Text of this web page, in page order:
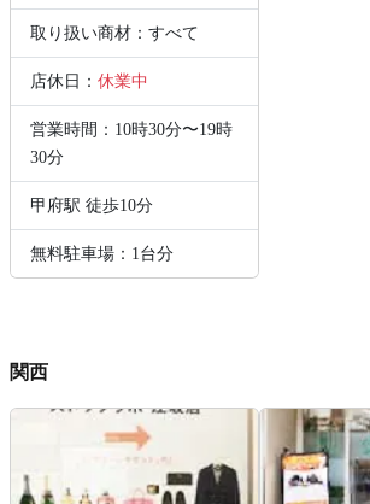
取り扱い商材：すべて
店休日： 休業中
営業時間：10時30分〜19時
30分
甲府駅 徒歩10分
無料駐車場：1台分
関西